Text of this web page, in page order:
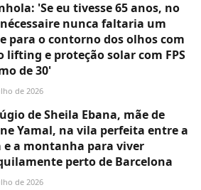
'Se eu tivesse 65 anos, no
nunca faltaria um
para o contorno dos olhos com
lifting e proteção solar com FPS
de 30'
de 2026
de Sheila Ebana, mãe de
Yamal, na vila perfeita entre a
e a montanha para viver
perto de Barcelona
de 2026